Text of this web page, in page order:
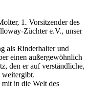
1. Vorsitzender des
Züchter e.V., unser
als Rinderhalter und
einen außergewöhnlich
den er auf verständliche,
weitergibt.
in die Welt des